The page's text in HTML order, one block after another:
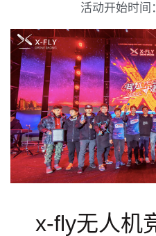
活动开始时间：
x-fly无人机